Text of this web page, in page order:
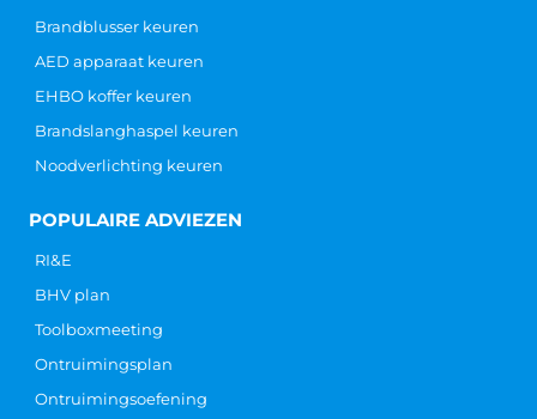
Brandblusser keuren
AED apparaat keuren
EHBO koffer keuren
Brandslanghaspel keuren
Noodverlichting keuren
POPULAIRE ADVIEZEN
RI&E
BHV plan
Toolboxmeeting
Ontruimingsplan
Ontruimingsoefening